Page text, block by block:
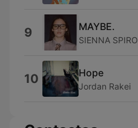
9 MAYBE.
SIENNA SPIRO
10 Hope
Jordan Rakei